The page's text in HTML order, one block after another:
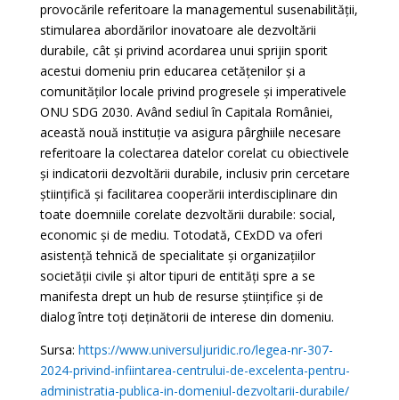
provocările referitoare la managementul susenabilității,
stimularea abordărilor inovatoare ale dezvoltării
durabile, cât și privind acordarea unui sprijin sporit
acestui domeniu prin educarea cetățenilor și a
comunităților locale privind progresele și imperativele
ONU SDG 2030. Având sediul în Capitala României,
această nouă instituție va asigura pârghiile necesare
referitoare la colectarea datelor corelat cu obiectivele
și indicatorii dezvoltării durabile, inclusiv prin cercetare
științifică și facilitarea cooperării interdisciplinare din
toate doemniile corelate dezvoltării durabile: social,
economic și de mediu. Totodată, CExDD va oferi
asistență tehnică de specialitate și organizațiilor
societății civile și altor tipuri de entități spre a se
manifesta drept un hub de resurse științifice și de
dialog între toți deținătorii de interese din domeniu.
Sursa: https://www.universuljuridic.ro/legea-nr-307-
2024-privind-infiintarea-centrului-de-excelenta-pentru-
administratia-publica-in-domeniul-dezvoltarii-durabile/